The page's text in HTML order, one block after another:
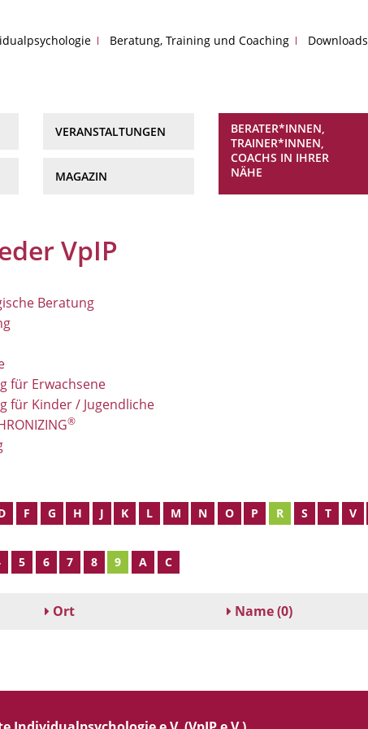
Beratung, Training und Coaching Downloads
VERANSTALTUNGEN
MAGAZIN
BERATER*INNEN,
TRAINER*INNEN,
COACHS IN IHRER
NÄHE
VpIP
Beratung
für Erwachsene
für Kinder / Jugendliche
®
F G H J K L M N O P R S T V
5 6 7 8 9 A C
Ort Name(0)